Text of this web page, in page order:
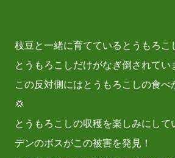
枝豆と一緒に育てているとうもろこ
とうもろこしだけがなぎ倒されてい
この反対側にはとうもろこしの食べ
💢
とうもろこしの収穫を楽しみにし
デンのボスがこの被害を発見！